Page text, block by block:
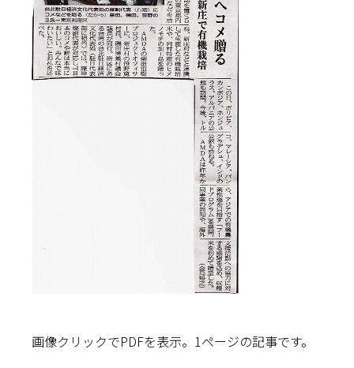
画像クリックでPDFを表示。1ページの記事です。